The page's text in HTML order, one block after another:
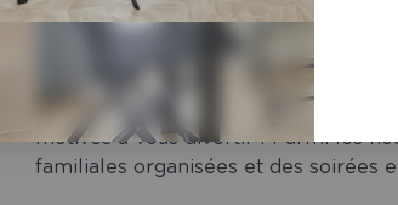
Dès les premiers jours d’avril vous
motivés à vous divertir ! Parmi les
familiales organisées et des soirées